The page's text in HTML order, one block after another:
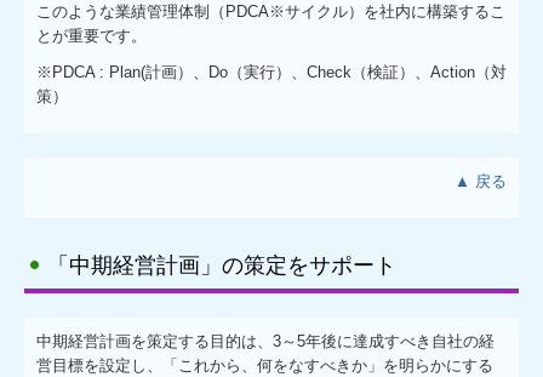
このような業績管理体制（PDCA※サイクル）を社内に構築するこ
とが重要です。
※PDCA : Plan(計画）、Do（実行）、Check（検証）、Action（対
策）
▲ 戻る
「中期経営計画」の策定をサポート
中期経営計画を策定する目的は、3～5年後に達成すべき自社の経
営目標を設定し、「これから、何をなすべきか」を明らかにする